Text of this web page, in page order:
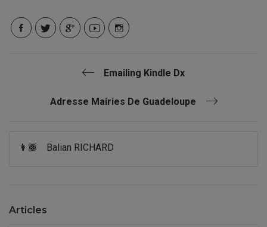
Emailing Kindle Dx
Adresse Mairies De Guadeloupe
👩🏿 Balian RICHARD
Articles